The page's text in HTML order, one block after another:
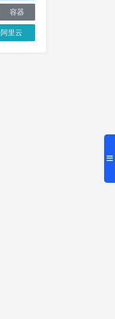
容器
阿里云